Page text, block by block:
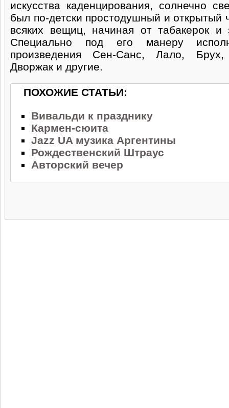
искусства каденцирования, солнечно
был по-детски простодушный и открытый
всяких вещиц, начиная от табакерок и
Специально под его манеру
произведения Сен-Санс, Лало,
Дворжак и другие.
ПОХОЖИЕ СТАТЬИ:
Вивальди к празднику
Кармен-сюита
Jazz UA музика Аргентины
Рождественский Штраус
Авторский вечер